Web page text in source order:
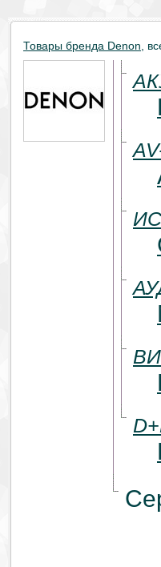
Товары бренда Denon ,